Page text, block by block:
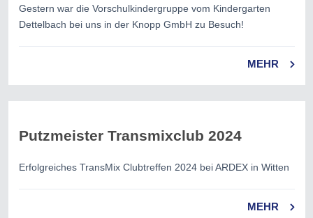
Gestern war die Vorschulkindergruppe vom Kindergarten
Dettelbach bei uns in der Knopp GmbH zu Besuch!
MEHR
Putzmeister Transmixclub 2024
Erfolgreiches TransMix Clubtreffen 2024 bei ARDEX in Witten
MEHR